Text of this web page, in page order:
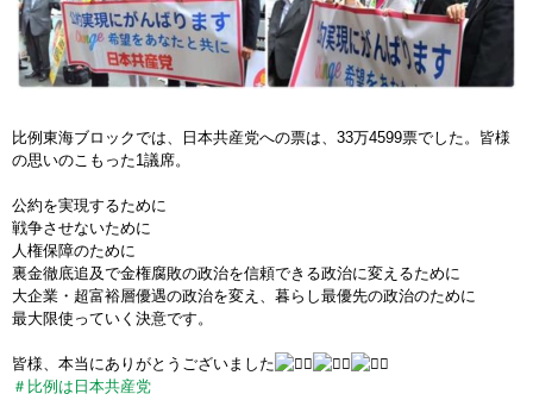
比例東海ブロックでは、日本共産党への票は、33万4599票でした。皆様
の思いのこもった1議席。
公約を実現するために
戦争させないために
人権保障のために
裏金徹底追及で金権腐敗の政治を信頼できる政治に変えるために
大企業・超富裕層優遇の政治を変え、暮らし最優先の政治のために
最大限使っていく決意です。
皆様、本当にありがとうございました
＃比例は日本共産党